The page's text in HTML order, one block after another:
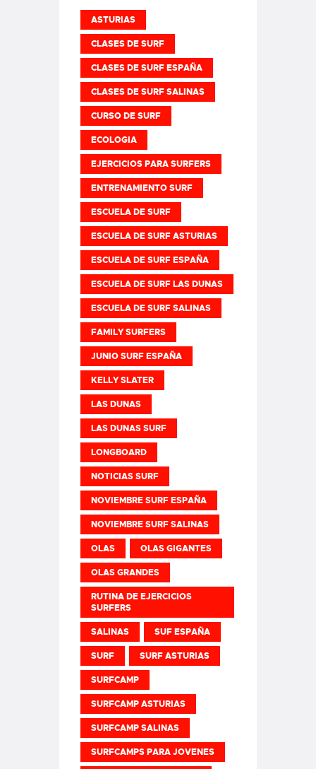
ASTURIAS
CLASES DE SURF
CLASES DE SURF ESPAÑA
CLASES DE SURF SALINAS
CURSO DE SURF
ECOLOGIA
EJERCICIOS PARA SURFERS
ENTRENAMIENTO SURF
ESCUELA DE SURF
ESCUELA DE SURF ASTURIAS
ESCUELA DE SURF ESPAÑA
ESCUELA DE SURF LAS DUNAS
ESCUELA DE SURF SALINAS
FAMILY SURFERS
JUNIO SURF ESPAÑA
KELLY SLATER
LAS DUNAS
LAS DUNAS SURF
LONGBOARD
NOTICIAS SURF
NOVIEMBRE SURF ESPAÑA
NOVIEMBRE SURF SALINAS
OLAS OLAS GIGANTES
OLAS GRANDES
RUTINA DE EJERCICIOS
SURFERS
SALINAS SUF ESPAÑA
SURF SURF ASTURIAS
SURFCAMP
SURFCAMP ASTURIAS
SURFCAMP SALINAS
SURFCAMPS PARA JOVENES